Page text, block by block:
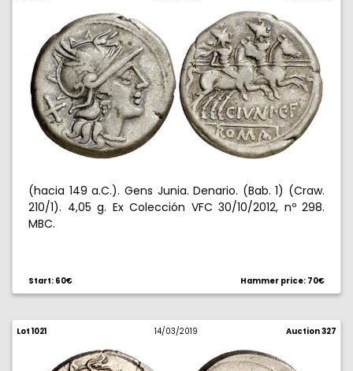
(hacia 149 a.C.). Gens Junia. Denario. (Bab. 1) (Craw.
210/1). 4,05 g. Ex Colección VFC 30/10/2012, nº 298.
MBC.
Start: 60€ Hammer price: 70€
Lot 1021 14/03/2019 Auction 327